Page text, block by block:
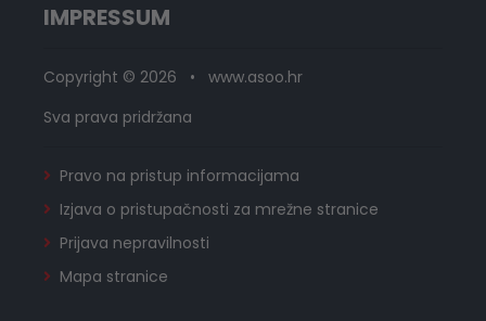
IMPRESSUM
Copyright © 2026 • www.asoo.hr
Sva prava pridržana
Pravo na pristup informacijama
Izjava o pristupačnosti za mrežne stranice
Prijava nepravilnosti
Mapa stranice